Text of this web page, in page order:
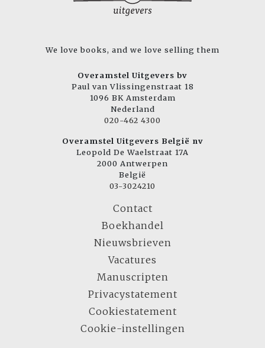
We love books, and we love selling them
Overamstel Uitgevers bv
Paul van Vlissingenstraat 18
1096 BK Amsterdam
Nederland
020-462 4300
Overamstel Uitgevers België nv
Leopold De Waelstraat 17A
2000 Antwerpen
België
03-3024210
Contact
Boekhandel
Nieuwsbrieven
Vacatures
Manuscripten
Privacystatement
Cookiestatement
Cookie-instellingen